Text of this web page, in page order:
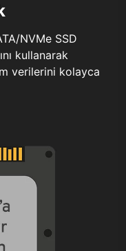
NVMe SSD
kullanarak
verilerini kolayca